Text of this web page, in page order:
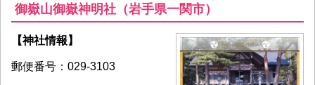
御嶽山御嶽神明社（岩手県一関市）
【神社情報】
郵便番号：029-3103